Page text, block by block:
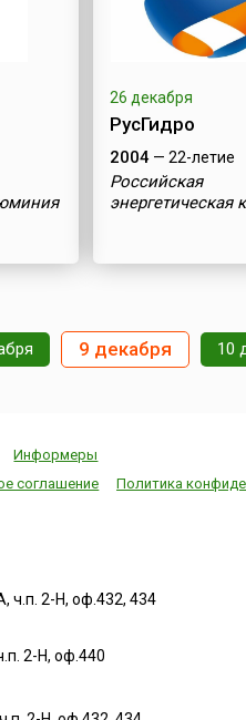
26 декабря
РусГидро
2004 — 22-летие
Российская
энергетическая
9 декабря 10
Информеры
соглашение Политика
ч.п. 2-Н, оф.432, 434
2-Н, оф.440